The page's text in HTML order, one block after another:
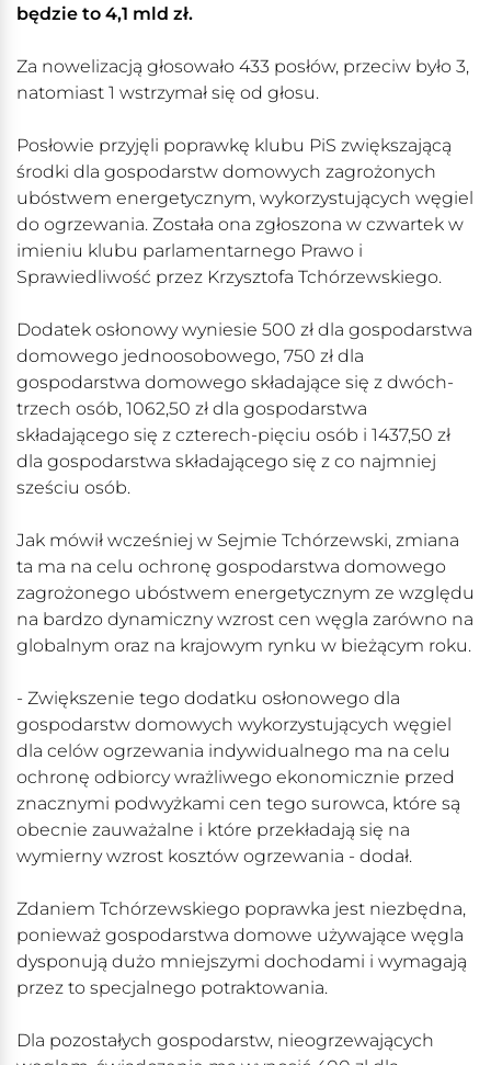
będzie to 4,1 mld zł.
Za nowelizacją głosowało 433 posłów, przeciw było 3,
natomiast 1 wstrzymał się od głosu.
Posłowie przyjęli poprawkę klubu PiS zwiększającą
środki dla gospodarstw domowych zagrożonych
ubóstwem energetycznym, wykorzystujących węgiel
do ogrzewania. Została ona zgłoszona w czwartek w
imieniu klubu parlamentarnego Prawo i
Sprawiedliwość przez Krzysztofa Tchórzewskiego.
Dodatek osłonowy wyniesie 500 zł dla gospodarstwa
domowego jednoosobowego, 750 zł dla
gospodarstwa domowego składające się z dwóch-
trzech osób, 1062,50 zł dla gospodarstwa
składającego się z czterech-pięciu osób i 1437,50 zł
dla gospodarstwa składającego się z co najmniej
sześciu osób.
Jak mówił wcześniej w Sejmie Tchórzewski, zmiana
ta ma na celu ochronę gospodarstwa domowego
zagrożonego ubóstwem energetycznym ze względu
na bardzo dynamiczny wzrost cen węgla zarówno na
globalnym oraz na krajowym rynku w bieżącym roku.
- Zwiększenie tego dodatku osłonowego dla
gospodarstw domowych wykorzystujących węgiel
dla celów ogrzewania indywidualnego ma na celu
ochronę odbiorcy wrażliwego ekonomicznie przed
znacznymi podwyżkami cen tego surowca, które są
obecnie zauważalne i które przekładają się na
wymierny wzrost kosztów ogrzewania - dodał.
Zdaniem Tchórzewskiego poprawka jest niezbędna,
ponieważ gospodarstwa domowe używające węgla
dysponują dużo mniejszymi dochodami i wymagają
przez to specjalnego potraktowania.
Dla pozostałych gospodarstw, nieogrzewających